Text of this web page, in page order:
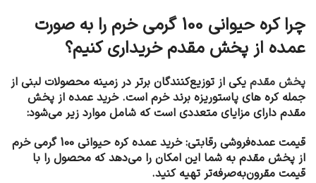
چرا کره حیوانی 100 گرمی خرم را به صورت
عمده از پخش مقدم خریداری کنیم؟
پخش مقدم یکی از توزیع‌کنندگان برتر در زمینه محصولات لبنی از
جمله کره های پاستوریزه برند خرم است. خرید عمده از پخش
مقدم دارای مزایای متعددی است که شامل موارد زیر می‌شود:
قیمت عمده‌فروشی رقابتی: خرید عمده کره حیوانی 100 گرمی خرم
از پخش مقدم به شما این امکان را می‌دهد که محصول را با
قیمت مقرون‌به‌صرفه‌تر تهیه کنید.